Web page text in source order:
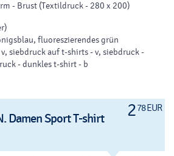
- Brust (Textildruck - 280 x 200)
fluoreszierendes grün
siebdruck auf t-shirts - v, siebdruck -
- dunkles t-shirt - b
278 EUR
Damen Sport T-shirt